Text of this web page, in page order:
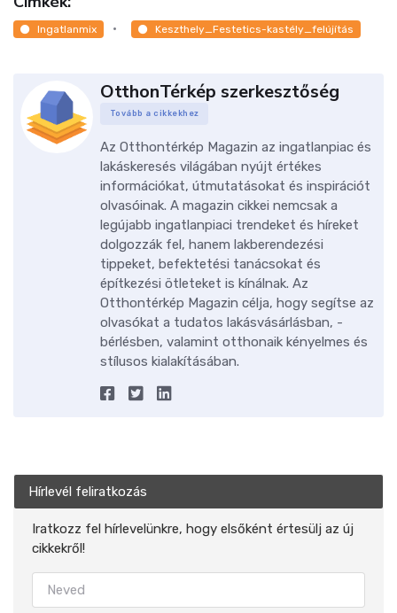
Ingatlanmix Keszthely_Festetics-kastély_felújítás
OtthonTérkép szerkesztőség
Tovább a cikkekhez
Az Otthontérkép Magazin az ingatlanpiac és
lakáskeresés világában nyújt értékes
információkat, útmutatásokat és inspirációt
olvasóinak. A magazin cikkei nemcsak a
legújabb ingatlanpiaci trendeket és híreket
dolgozzák fel, hanem lakberendezési
tippeket, befektetési tanácsokat és
építkezési ötleteket is kínálnak. Az
Otthontérkép Magazin célja, hogy segítse az
olvasókat a tudatos lakásvásárlásban, -
bérlésben, valamint otthonaik kényelmes és
stílusos kialakításában.
Hírlevél feliratkozás
Iratkozz fel hírlevelünkre, hogy elsőként értesülj az új
cikkekről!